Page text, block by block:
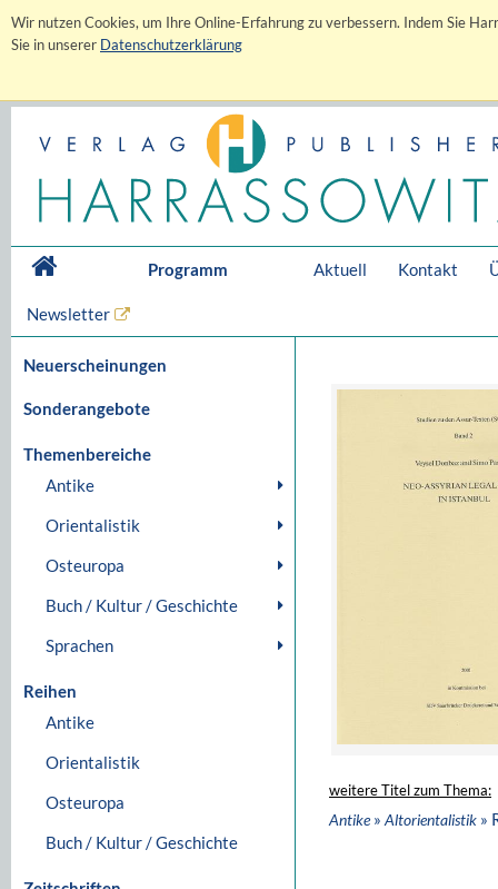
Wir nutzen Cookies, um Ihre Online-Erfahrung zu verbessern. Indem Sie
Sie in unserer Datenschutzerklärung
Programm Aktuell Kontakt
Newsletter
Neuerscheinungen
Sonderangebote
Themenbereiche
Antike
Orientalistik
Osteuropa
Buch / Kultur / Geschichte
Sprachen
Reihen
Antike
Orientalistik
Osteuropa
Buch / Kultur / Geschichte
weitere Titel zum Thema:
Antike» Altorientalistik »